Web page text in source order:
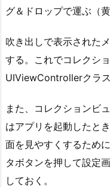
グ＆ドロップで運ぶ（黄
吹き出しで表示された
する。これでコレクシ
UIViewControllerクラ
また、コレクションビ
はアプリを起動したと
面を見やすくするため
タボタンを押して設定
しておく。